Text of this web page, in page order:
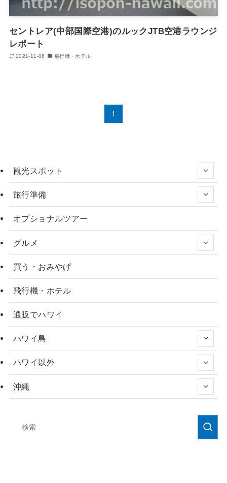
セントレア(中部国際空港)のルックJTB空港ラウンジ
レポート
2021-11-06 飛行機・ホテル
1
観光スポット
旅行準備
オプショナルツアー
グルメ
買う・おみやげ
飛行機・ホテル
通販でハワイ
ハワイ島
ハワイ以外
沖縄